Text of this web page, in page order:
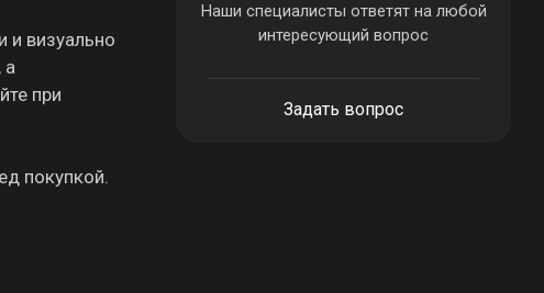
и визуально
а
при
покупкой.
Наши специалисты ответят на любой
интересующий вопрос
Задать вопрос